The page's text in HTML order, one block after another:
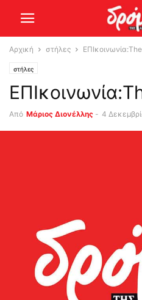
Αρχική στήλες
στήλες
Από Μάριος Διονέλλης - 4